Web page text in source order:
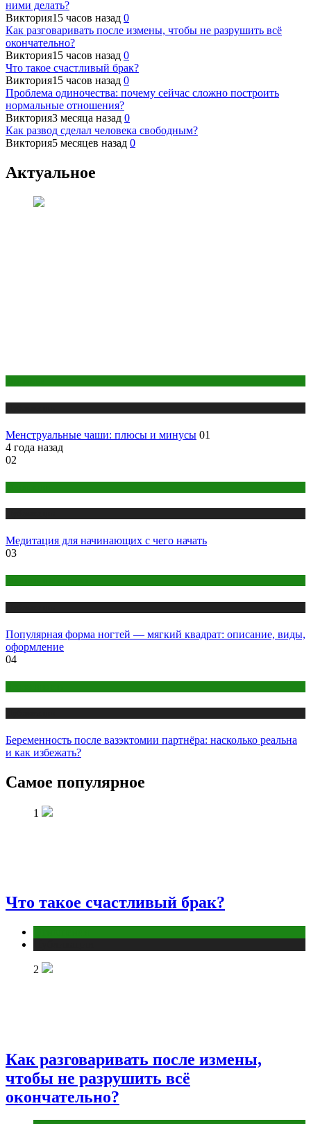
ними делать?
Виктория15 часов назад 0
Как разговаривать после измены, чтобы не разрушить всё
окончательно?
Виктория15 часов назад 0
Что такое счастливый брак?
Виктория15 часов назад 0
Проблема одиночества: почему сейчас сложно построить
нормальные отношения?
Виктория3 месяца назад 0
Как развод сделал человека свободным?
Виктория5 месяцев назад 0
Актуальное
Менструальные чаши: плюсы и минусы 01
4 года назад
02
Медитация для начинающих с чего начать
03
Популярная форма ногтей — мягкий квадрат: описание, виды,
оформление
04
Беременность после вазэктомии партнёра: насколько реальна
и как избежать?
Самое популярное
1
Что такое счастливый брак?
2
Как разговаривать после измены,
чтобы не разрушить всё
окончательно?